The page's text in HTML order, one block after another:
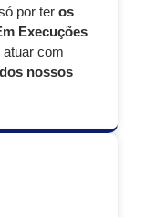
por ter os
Execuções
com
nossos